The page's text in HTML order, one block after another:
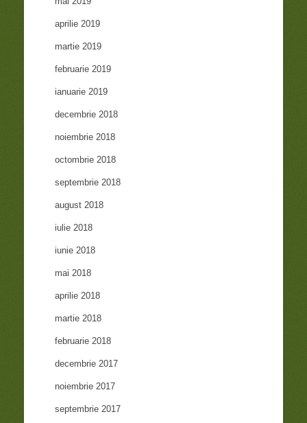
aprilie 2019
martie 2019
februarie 2019
ianuarie 2019
decembrie 2018
noiembrie 2018
octombrie 2018
septembrie 2018
august 2018
iulie 2018
iunie 2018
mai 2018
aprilie 2018
martie 2018
februarie 2018
decembrie 2017
noiembrie 2017
septembrie 2017